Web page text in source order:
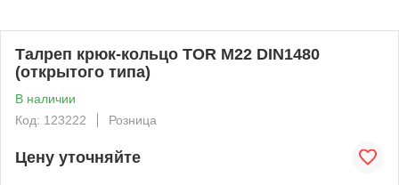
Талреп крюк-кольцо TOR М22 DIN1480
(открытого типа)
В наличии
Код: 123222
Розница
Цену уточняйте